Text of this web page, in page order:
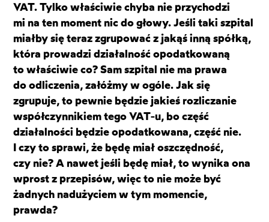
VAT. Tylko właściwie chyba nie przychodzi
mi na ten moment nic do głowy. Jeśli taki szpital
miałby się teraz zgrupować z jakąś inną spółką,
która prowadzi działalność opodatkowaną
to właściwie co? Sam szpital nie ma prawa
do odliczenia, załóżmy w ogóle. Jak się
zgrupuje, to pewnie będzie jakieś rozliczanie
współczynnikiem tego VAT-u, bo część
działalności będzie opodatkowana, część nie.
I czy to sprawi, że będę miał oszczędność,
czy nie? A nawet jeśli będę miał, to wynika ona
wprost z przepisów, więc to nie może być
żadnych nadużyciem w tym momencie,
prawda?